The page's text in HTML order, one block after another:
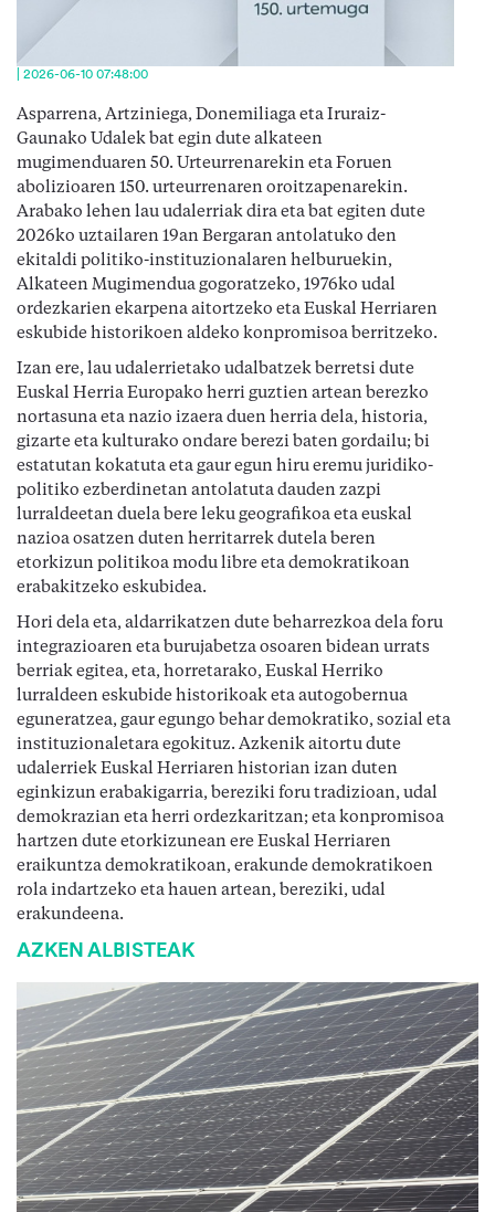
| 2026-06-10 07:48:00
Asparrena, Artziniega, Donemiliaga eta Iruraiz-
Gaunako Udalek bat egin dute alkateen
mugimenduaren 50. Urteurrenarekin eta Foruen
abolizioaren 150. urteurrenaren oroitzapenarekin.
Arabako lehen lau udalerriak dira eta bat egiten dute
2026ko uztailaren 19an Bergaran antolatuko den
ekitaldi politiko-instituzionalaren helburuekin,
Alkateen Mugimendua gogoratzeko, 1976ko udal
ordezkarien ekarpena aitortzeko eta Euskal Herriaren
eskubide historikoen aldeko konpromisoa berritzeko.
Izan ere, lau udalerrietako udalbatzek berretsi dute
Euskal Herria Europako herri guztien artean berezko
nortasuna eta nazio izaera duen herria dela, historia,
gizarte eta kulturako ondare berezi baten gordailu; bi
estatutan kokatuta eta gaur egun hiru eremu juridiko-
politiko ezberdinetan antolatuta dauden zazpi
lurraldeetan duela bere leku geografikoa eta euskal
nazioa osatzen duten herritarrek dutela beren
etorkizun politikoa modu libre eta demokratikoan
erabakitzeko eskubidea.
Hori dela eta, aldarrikatzen dute beharrezkoa dela foru
integrazioaren eta burujabetza osoaren bidean urrats
berriak egitea, eta, horretarako, Euskal Herriko
lurraldeen eskubide historikoak eta autogobernua
eguneratzea, gaur egungo behar demokratiko, sozial eta
instituzionaletara egokituz. Azkenik aitortu dute
udalerriek Euskal Herriaren historian izan duten
eginkizun erabakigarria, bereziki foru tradizioan, udal
demokrazian eta herri ordezkaritzan; eta konpromisoa
hartzen dute etorkizunean ere Euskal Herriaren
eraikuntza demokratikoan, erakunde demokratikoen
rola indartzeko eta hauen artean, bereziki, udal
erakundeena.
AZKEN ALBISTEAK